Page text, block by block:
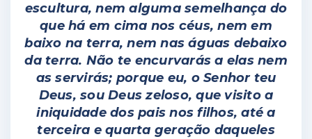
escultura, nem alguma semelhança do
que há em cima nos céus, nem em
baixo na terra, nem nas águas debaixo
da terra. Não te encurvarás a elas nem
as servirás; porque eu, o Senhor teu
Deus, sou Deus zeloso, que visito a
iniquidade dos pais nos filhos, até a
terceira e quarta geração daqueles